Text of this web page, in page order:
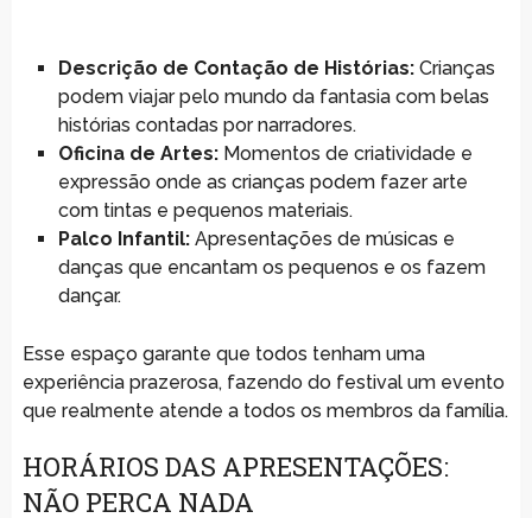
Descrição de Contação de Histórias:Crianças
podem viajar pelo mundo da fantasia com belas
histórias contadas por narradores.
Oficina de Artes:Momentos de criatividade e
expressão onde as crianças podem fazer arte
com tintas e pequenos materiais.
Palco Infantil:Apresentações de músicas e
danças que encantam os pequenos e os fazem
dançar.
Esse espaço garante que todos tenham uma
experiência prazerosa, fazendo do festival um evento
que realmente atende a todos os membros da família.
HORÁRIOS DAS APRESENTAÇÕES:
NÃO PERCA NADA